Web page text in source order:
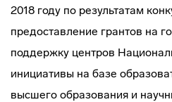
2018 году по результатам
предоставление грантов на
поддержку центров
инициативы на базе
высшего образования и